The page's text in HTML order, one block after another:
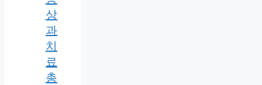
상
과
치
료
총